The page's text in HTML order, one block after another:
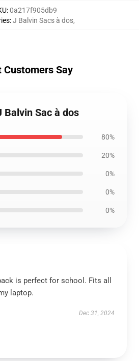
:0a217f905db9
:J Balvin Sacs à dos,
Customers Say
Balvin Sac à dos
80%
20%
0%
0%
0%
is perfect for school. Fits all
laptop.
Dec 31, 2024